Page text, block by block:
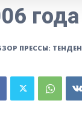
года
ПРЕССЫ: